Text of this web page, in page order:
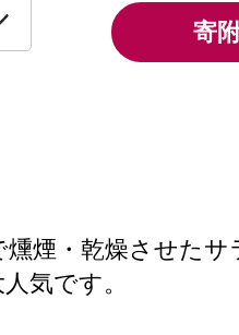
寄
煙・乾燥させたサ
気です。